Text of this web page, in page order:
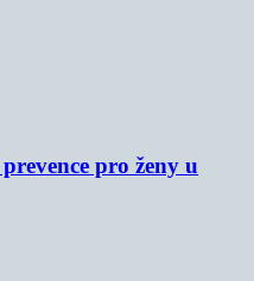
pro ženy u